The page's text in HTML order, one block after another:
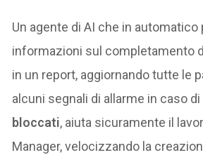
Un agente di AI che in automatico
informazioni sul completamento
in un report, aggiornando tutte le
alcuni segnali di allarme in caso
bloccati, aiuta sicuramente il
Manager, velocizzando la